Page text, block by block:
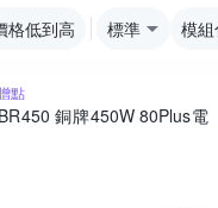
格低到高 標準 模
點
銅牌450W 80Plus電